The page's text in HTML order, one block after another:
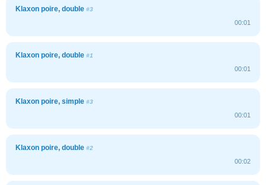
Klaxon poire, double #3
00:01
Klaxon poire, double #1
00:01
Klaxon poire, simple #3
00:01
Klaxon poire, double #2
00:02